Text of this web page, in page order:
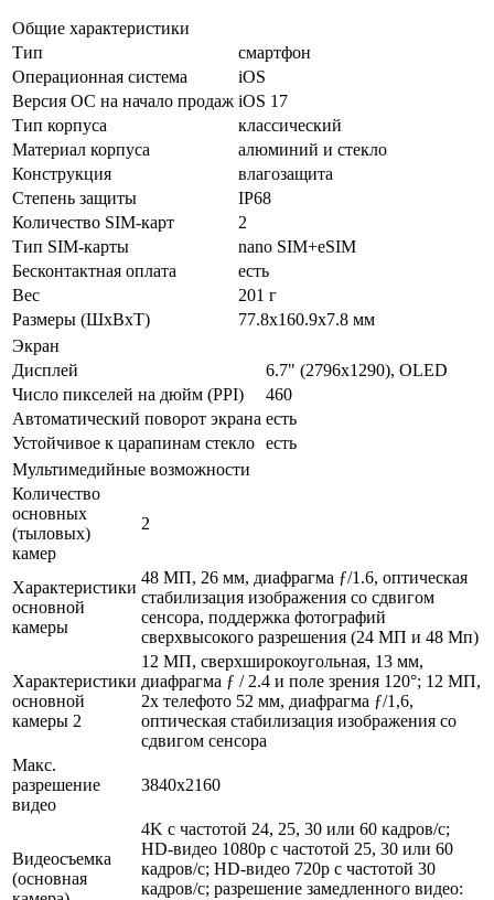
Общие характеристики
Тип
смартфон
Операционная система
iOS
Версия ОС на начало продаж iOS 17
Тип корпуса
классический
Материал корпуса
алюминий и стекло
Конструкция
влагозащита
Степень защиты
IP68
Количество SIM-карт
2
Тип SIM-карты
nano SIM+eSIM
Бесконтактная оплата
есть
Вес
201 г
Размеры (ШxВxТ)
77.8x160.9x7.8 мм
Экран
Дисплей
6.7" (2796x1290), OLED
Число пикселей на дюйм (PPI)
460
Автоматический поворот экрана есть
Устойчивое к царапинам стекло есть
Мультимедийные возможности
Количество
основных
(тыловых)
камер
2
Характеристики
основной
камеры
48 МП, 26 мм, диафрагма ƒ/1.6, оптическая
стабилизация изображения со сдвигом
сенсора, поддержка фотографий
сверхвысокого разрешения (24 МП и 48 Мп)
Характеристики
основной
камеры 2
12 МП, сверхширокоугольная, 13 мм,
диафрагма ƒ / 2.4 и поле зрения 120°; 12 МП,
2x телефото 52 мм, диафрагма ƒ/1,6,
оптическая стабилизация изображения со
сдвигом сенсора
Макс.
разрешение
видео
3840x2160
Видеосъемка
(основная
4K с частотой 24, 25, 30 или 60 кадров/ с;
HD-видео 1080p с частотой 25, 30 или 60
кадров/ с; HD-видео 720p с частотой 30
кадров/ с; разрешение замедленного видео: